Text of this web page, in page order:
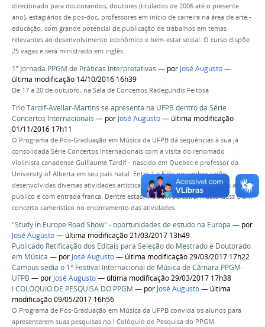
direcionado para doutorandos, doutores (titulados de 2006 até o presente
ano), estagiários de pos-doc, professores em início de carreira na área de arte -
educação, com grande potencial de publicação de trabalhos em temas
relevantes ao desenvolvimento econômico e bem-estar social. O curso dispõe
25 vagas e será ministrado em inglês.
1ª Jornada PPGM de Práticas Interpretativas — por José Augusto—
última modificação 14/10/2016 16h39
De 17 a 20 de outubro, na Sala de Concertos Radegundis Feitosa
Trio Tardif-Avellar-Martins se apresenta na UFPB dentro da Série
Concertos Internacionais — por José Augusto— última modificação
01/11/2016 17h11
O Programa de Pós-Graduação em Música da UFPB dá sequências à sua já
consolidada Série Concertos Internacionais com a visita do renomado
violinista canadense Guillaume Tardif - nascido em Quebec e professor da
University of Alberta em seu país natal. Entre 1 e 5 de novembro serão
desenvolvidas diversas atividades artísticas e acadêmicas, todas abertas ao
público e com entrada franca. Dentre estas, incluem palestra, masterclass e um
concerto camerístico no encerramento das atividades.
"Study in Europe Road Show" - oportunidades de estudo na Europa — por
José Augusto— última modificação 21/03/2017 13h49
Publicado Retificação dos Editais para Seleção do Mestrado e Doutorado
em Música — por José Augusto— última modificação 29/03/2017 17h22
Campus sedia o 1° Festival Internacional de Música de Câmara PPGM-
UFPB — por José Augusto— última modificação 29/03/2017 17h38
I COLÓQUIO DE PESQUISA DO PPGM — por José Augusto— última
modificação 09/05/2017 16h56
O Programa de Pós-Graduação em Música da UFPB convida os alunos para
apresentarem suas pesquisas no I Colóquio de Pesquisa do PPGM.